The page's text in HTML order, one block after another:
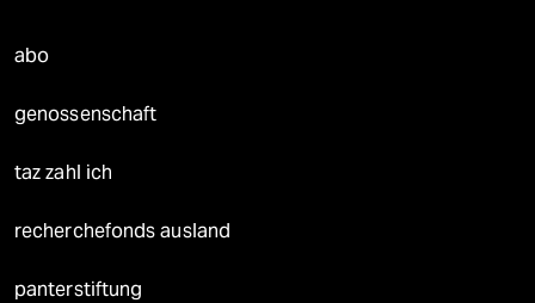
abo
genossenschaft
taz zahl ich
recherchefonds ausland
panterstiftung